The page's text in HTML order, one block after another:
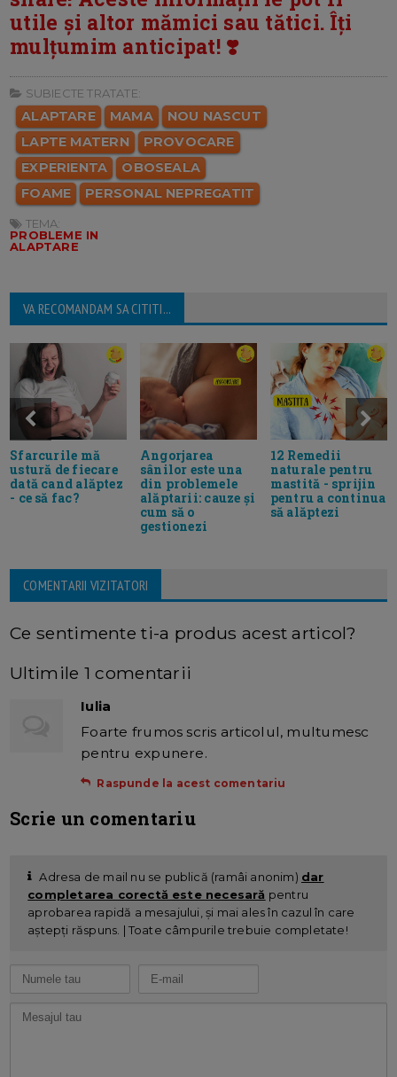
utile și altor mămici sau tătici. Îți
mulțumim anticipat! ❣️
SUBIECTE TRATATE:
ALAPTARE MAMA
NOU NASCUT
LAPTE MATERN
PROVOCARE
EXPERIENTA
OBOSEALA
FOAME
PERSONAL NEPREGATIT
TEMA:
PROBLEME IN
ALAPTARE
VA RECOMANDAM SA CITITI...
Sfarcurile mă
ustură de fiecare
dată cand alăptez
- ce să fac?
Angorjarea
sânilor este una
din problemele
alăptarii: cauze și
cum să o
gestionezi
12 Remedii
naturale pentru
mastită - sprijin
pentru a continua
să alăptezi
COMENTARII VIZITATORI
Ce sentimente ti-a produs acest articol?
Ultimile 1 comentarii
Iulia
Foarte frumos scris articolul, multumesc
pentru expunere.
Raspunde la acest comentariu
Scrie un comentariu
Adresa de mail nu se publică (ramâi anonim) dar
completarea corectă este necesară pentru
aprobarea rapidă a mesajului, și mai ales în cazul în care
aștepți răspuns. | Toate câmpurile trebuie completate!